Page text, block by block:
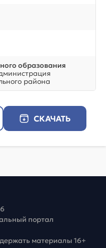
образования
района
СКАЧАТЬ
портал
материалы 16+